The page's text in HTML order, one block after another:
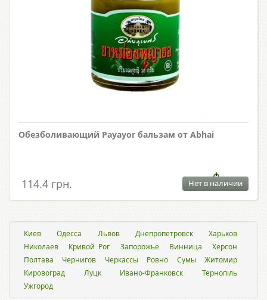
Обезболивающий Payayor бальзам от Abhai
114.4 грн. Нет в наличии
Киев Одесса Львов Днепропетровск
Харьков
Николаев
Кривой Рог Запорожье Винница
Херсон
Полтава
Чернигов Черкассы Ровно Сумы
Житомир
Кировоград
Луцк Ивано-Франковск
Тернопіль
Ужгород